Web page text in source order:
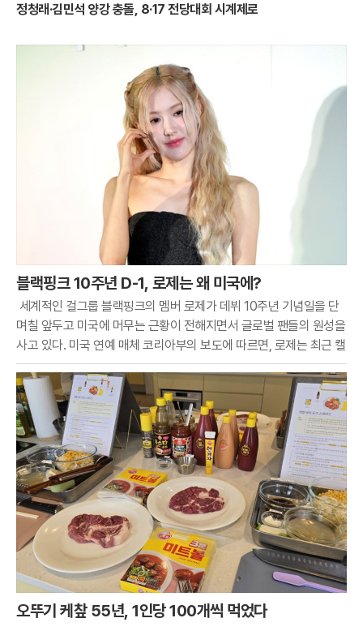
정청래·김민석 양강 충돌, 8·17 전당대회 시계제로
블랙핑크 10주년 D-1, 로제는 왜 미국에?
세계적인 걸그룹 블랙핑크의 멤버 로제가 데뷔 10주년 기념일을 단
며칠 앞두고 미국에 머무는 근황이 전해지면서 글로벌 팬들의 원성을
사고 있다. 미국 연예 매체 코리아부의 보도에 따르면, 로제는 최근 캘
리포니아주 로스앤젤레스의 한 프라이빗 라운지인 '더 버드 스트릿
클럽'을 나서는 모습이 파파라치 카메라에 포착
오뚜기 케챂 55년, 1인당 100개씩 먹었다